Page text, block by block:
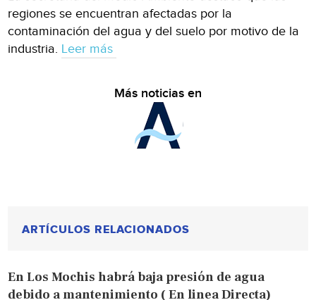
regiones se encuentran afectadas por la
contaminación del agua y del suelo por motivo de la
industria. Leer más
Más noticias en
ARTÍCULOS RELACIONADOS
En Los Mochis habrá baja presión de agua
debido a mantenimiento ( En linea Directa)